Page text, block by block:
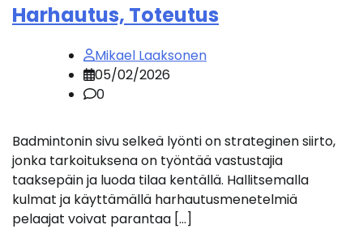
Harhautus, Toteutus
Mikael Laaksonen
05/02/2026
0
Badmintonin sivu selkeä lyönti on strateginen siirto,
jonka tarkoituksena on työntää vastustajia
taaksepäin ja luoda tilaa kentällä. Hallitsemalla
kulmat ja käyttämällä harhautusmenetelmiä
pelaajat voivat parantaa […]